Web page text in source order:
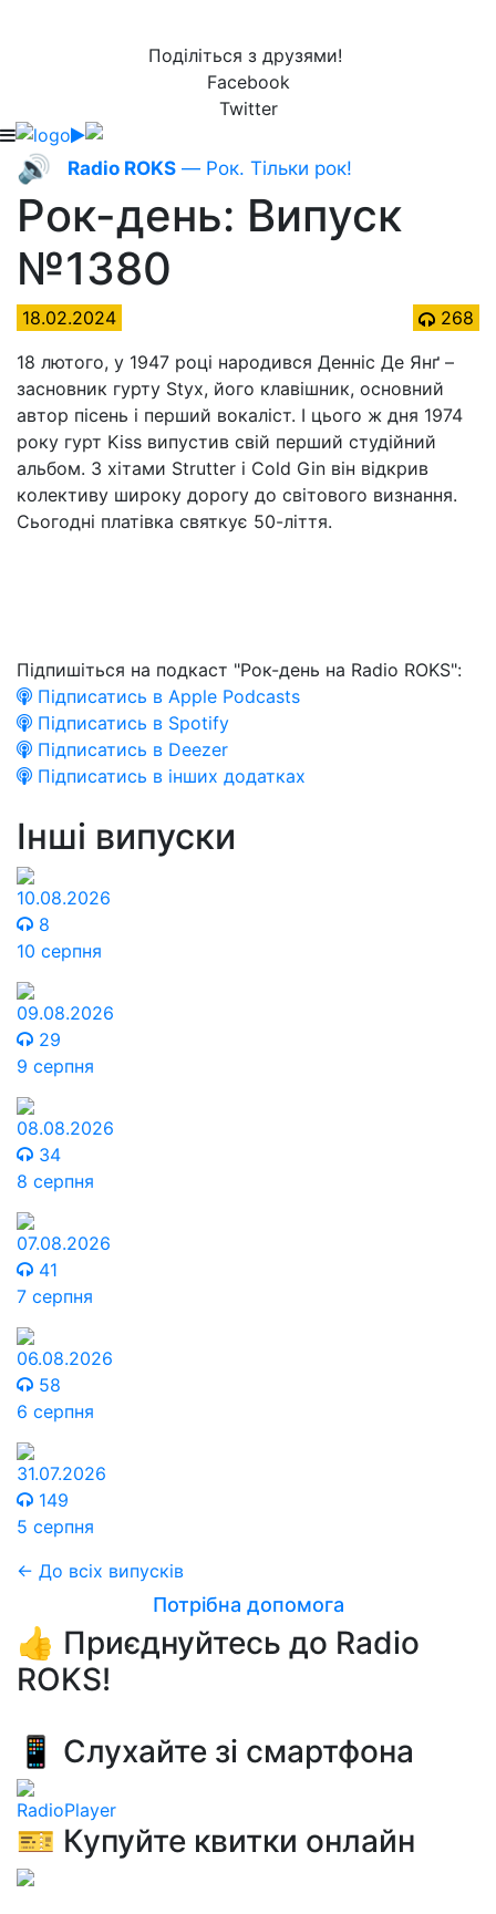
Поділіться з друзями!
Facebook
Twitter
🔊 Radio ROKS — Рок. Тільки рок!
Рок-день: Випуск
№1380
18.02.2024
268
18 лютого, у 1947 році народився Денніс Де Янґ –
засновник гурту Styx, його клавішник, основний
автор пісень і перший вокаліст. І цього ж дня 1974
року гурт Kiss випустив свій перший студійний
альбом. З хітами Strutter і Cold Gin він відкрив
колективу широку дорогу до світового визнання.
Сьогодні платівка святкує 50-ліття.
Підпишіться на подкаст "Рок-день на Radio ROKS":
Підписатись в Apple Podcasts
Підписатись в Spotify
Підписатись в Deezer
Підписатись в інших додатках
Інші випуски
10.08.2026
8
10 серпня
09.08.2026
29
9 серпня
08.08.2026
34
8 серпня
07.08.2026
41
7 серпня
06.08.2026
58
6 серпня
31.07.2026
149
5 серпня
← До всіх випусків
Потрібна допомога
👍 Приєднуйтесь до Radio
ROKS!
📱 Слухайте зі смартфона
RadioPlayer
🎫 Купуйте квитки онлайн